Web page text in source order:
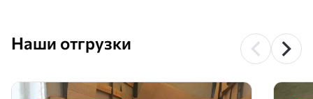
Наши отгрузки